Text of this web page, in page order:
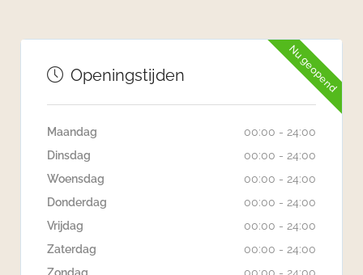
Nu geopend
Openingstijden
Maandag
00:00 - 24:00
Dinsdag
00:00 - 24:00
Woensdag
00:00 - 24:00
Donderdag
00:00 - 24:00
Vrijdag
00:00 - 24:00
Zaterdag
00:00 - 24:00